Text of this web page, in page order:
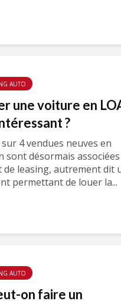
AUTO
une voiture en
?
4 vendues neuves en
sont désormais associées
de leasing, autrement dit
permettant de louer la...
AUTO
on faire un